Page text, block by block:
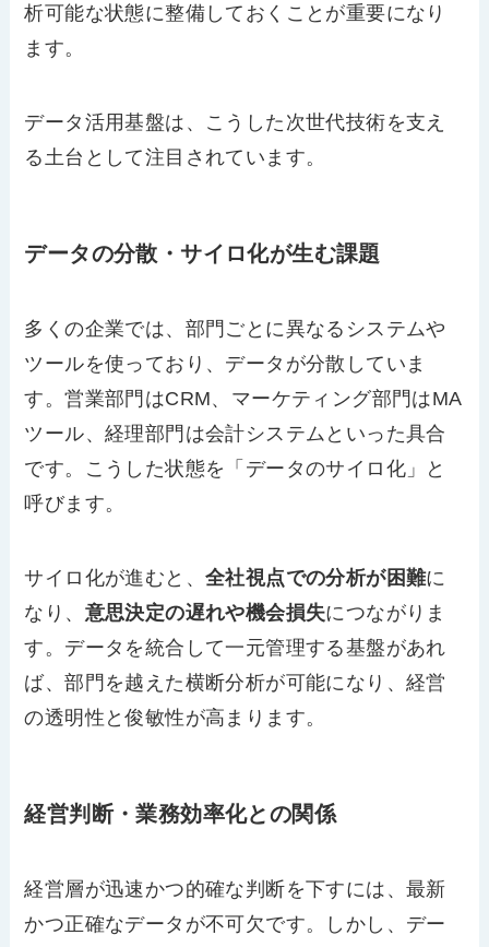
析可能な状態に整備しておくことが重要になり
ます。
データ活用基盤は、こうした次世代技術を支え
る土台として注目されています。
データの分散・サイロ化が生む課題
多くの企業では、部門ごとに異なるシステムや
ツールを使っており、データが分散していま
す。営業部門はCRM、マーケティング部門はMA
ツール、経理部門は会計システムといった具合
です。こうした状態を「データのサイロ化」と
呼びます。
サイロ化が進むと、全社視点での分析が困難に
なり、 意思決定の遅れや機会損失につながりま
す。データを統合して一元管理する基盤があれ
ば、部門を越えた横断分析が可能になり、経営
の透明性と俊敏性が高まります。
経営判断・業務効率化との関係
経営層が迅速かつ的確な判断を下すには、最新
かつ正確なデータが不可欠です。しかし、デー